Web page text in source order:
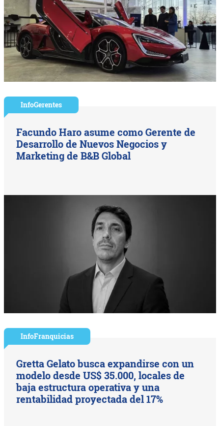
InfoGerentes
Facundo Haro asume como Gerente de
Desarrollo de Nuevos Negocios y
Marketing de B&B Global
InfoFranquicias
Gretta Gelato busca expandirse con un
modelo desde US$ 35.000, locales de
baja estructura operativa y una
rentabilidad proyectada del 17%